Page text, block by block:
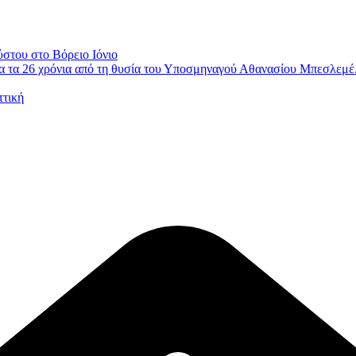
στο Βόρειο Ιόνιο
26 χρόνια από τη θυσία του Υποσμηναγού Αθανασίου